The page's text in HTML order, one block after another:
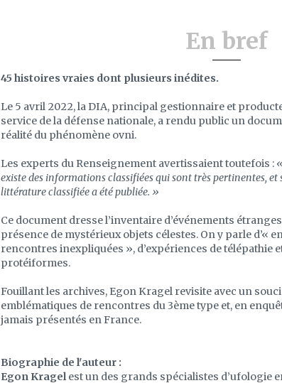
En bref
45 histoires vraies dont plusieurs inédites.
Le 5 avril 2022, la DIA, principal gestionnaire et
service de la défense nationale, a rendu public un
réalité du phénomène ovni.
Les experts du Renseignement avertissaient toutefois :
existe des informations classifiées qui sont très pertinentes, et
littérature classifiée a été publiée. »
Ce document dresse l’inventaire d’événements
présence de mystérieux objets célestes. On y parle d’«
rencontres inexpliquées », d’expériences de télépathie
protéiformes.
Fouillant les archives, Egon Kragel revisite avec un
emblématiques de rencontres du 3ème type et, en
jamais présentés en France.
Biographie de l'auteur :
Egon Kragelest un des grands spécialistes d’ufologie